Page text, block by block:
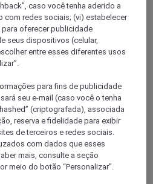
caso você tenha aderido a
com redes sociais; (vi) estabelecer
oferecer publicidade
seus dispositivos (celular,
entre esses diferentes usos
para fins de publicidade
seu e-mail (caso você o tenha
(criptografada), associada
reserva e fidelidade para exibir
de terceiros e redes sociais.
com dados que esses
mais, consulte a seção
meio do botão “Personalizar”.